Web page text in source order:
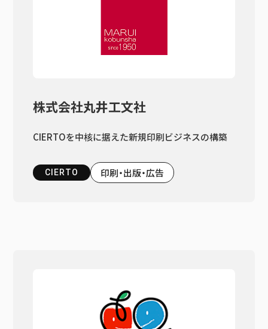
株式会社丸井工文社
CIERTOを中核に据えた新規印刷ビジネスの構築
CIERTO 印刷・出版・広告